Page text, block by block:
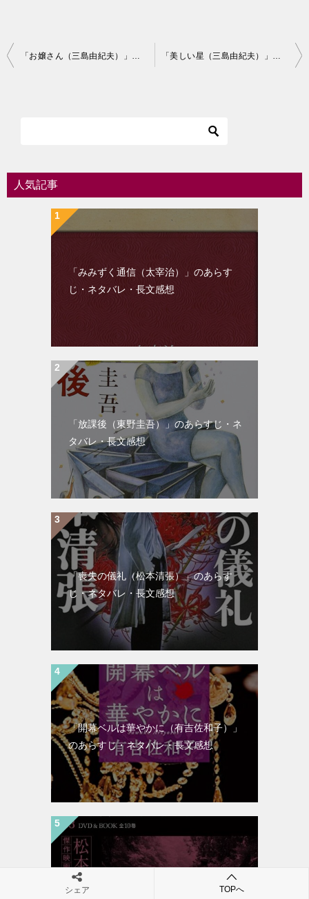
投
シ
「お嬢さん（三島由紀夫）」のあらすじ・ネタバレ・長文感想 「美しい星（三島由紀夫）」のあらすじ・ネタバレ・長文感想
人気記事
「みみずく通信（太宰治）」のあらす
じ・ネタバレ・長文感想
「放課後（東野圭吾）」のあらすじ・ネ
タバレ・長文感想
「喪失の儀礼（松本清張）」のあらす
じ・ネタバレ・長文感想
「開幕ベルは華やかに（有吉佐和子）」
のあらすじ・ネタバレ・長文感想
「天城越え（松本清張）」のあらすじ・
シェア TOPへ